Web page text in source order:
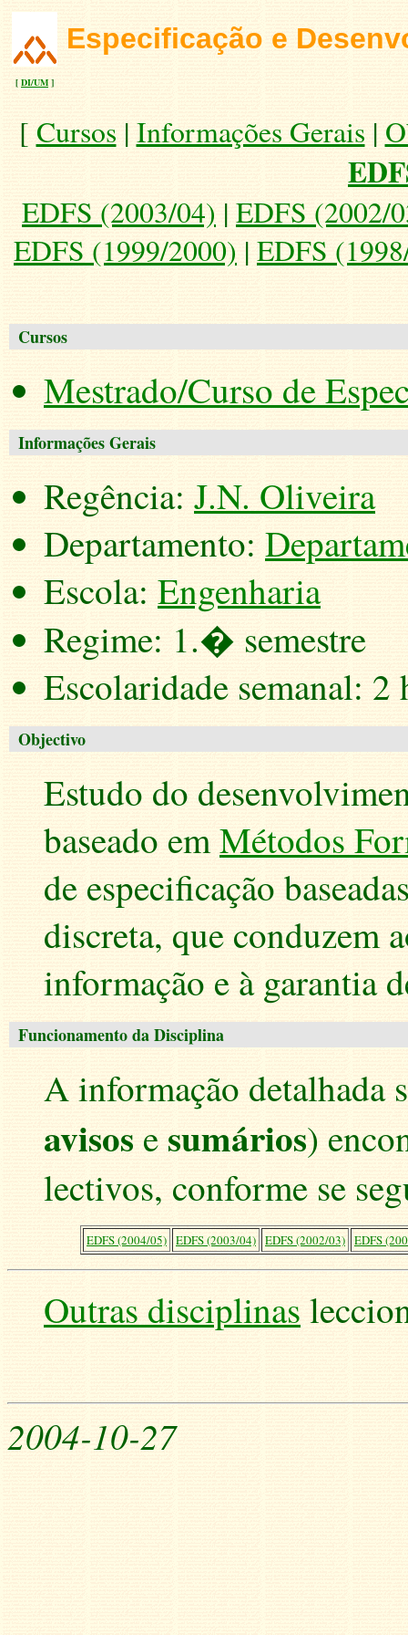
Especificação e
[ DI/UM ]
[ Cursos | Informações Gerais |
EDFS (2003/04) | EDFS (2002/
EDFS (1999/2000) | EDFS
Cursos
Mestrado/Curso de
Informações Gerais
Regência: J.N. Oliveira
Departamento:
Escola: Engenharia
Regime: 1.� semestre
Escolaridade semanal: 2
Objectivo
Estudo do
baseado emMétodos
de especificação
discreta, que conduzem
informação e à garantia
Funcionamento da Disciplina
A informação detalhada
avisos e sumários)
lectivos, conforme se
EDFS (2004/05) EDFS (2003/04) EDFS (2002/03) EDFS
Outras disciplinas
2004-10-27